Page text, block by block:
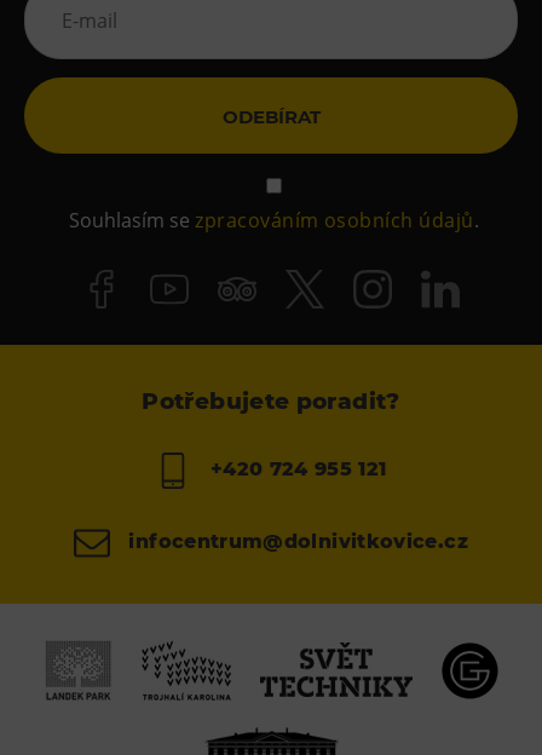
ODEBÍRAT
Souhlasím sezpracováním osobních údajů.
Potřebujete poradit?
+420 724 955 121
infocentrum@dolnivitkovice.cz